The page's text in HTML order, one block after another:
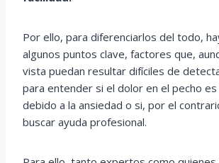
Por ello, para diferenciarlos del todo,
algunos puntos clave, factores que,
vista puedan resultar difíciles de
para entender si el dolor en el pecho
debido a la ansiedad o si, por el
buscar ayuda profesional.